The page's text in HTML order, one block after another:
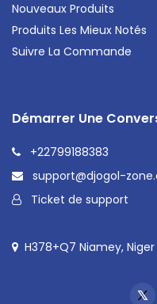
Nouveaux Produits
Produits Les Mieux Notés
Suivre La Commande
Démarrer Une
+22799188383
support@djogol-
Ticket de support
H378+Q7 Niamey, Niger